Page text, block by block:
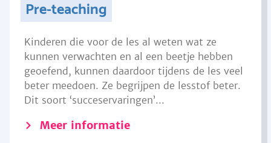
Pre-teaching
Kinderen die voor de les al weten wat ze
kunnen verwachten en al een beetje hebben
geoefend, kunnen daardoor tijdens de les veel
beter meedoen. Ze begrijpen de lesstof beter.
Dit soort ‘succeservaringen’...
Meer informatie